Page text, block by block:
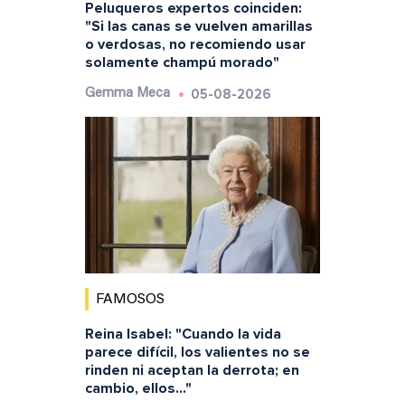
Peluqueros expertos coinciden:
"Si las canas se vuelven amarillas
o verdosas, no recomiendo usar
solamente champú morado"
Gemma Meca 05-08-2026
FAMOSOS
Reina Isabel: "Cuando la vida
parece difícil, los valientes no se
rinden ni aceptan la derrota; en
cambio, ellos..."